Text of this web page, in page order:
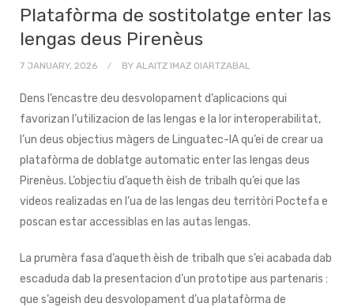
Platafòrma de sostitolatge enter las
lengas deus Pirenèus
7 JANUARY, 2026 BY ALAITZ IMAZ OIARTZABAL
Dens l’encastre deu desvolopament d’aplicacions qui
favorizan l’utilizacion de las lengas e la lor interoperabilitat,
l’un deus objectius màgers de Linguatec-IA qu’ei de crear ua
platafòrma de doblatge automatic enter las lengas deus
Pirenèus. L’objectiu d’aqueth èish de tribalh qu’ei que las
videos realizadas en l’ua de las lengas deu territòri Poctefa e
poscan estar accessiblas en las autas lengas.
La prumèra fasa d’aqueth èish de tribalh que s’ei acabada dab
escaduda dab la presentacion d’un prototipe aus partenaris :
que s’ageish deu desvolopament d’ua platafòrma de